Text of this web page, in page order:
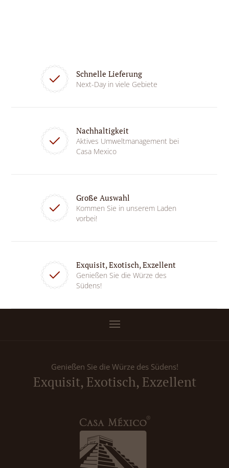
Schnelle Lieferung
Next-Day in viele Gebiete
Nachhaltigkeit
Aktives Umweltmanagement bei
Casa Mexico
Große Auswahl
Kommen Sie in unserem Laden
vorbei!
Exquisit, Exotisch, Exzellent
Genießen Sie die Würze des
Südens!
Genießen Sie die Würze des Südens!
Exquisit, Exotisch, Exzellent